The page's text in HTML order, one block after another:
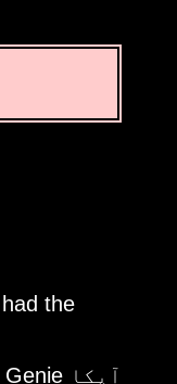
the
آپکا Time Genie کا استعمال ہماری تردید کی ظا ہر کقبولیترتا ہے